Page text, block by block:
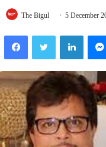
The Bigul 5 December
FacebookTwitter